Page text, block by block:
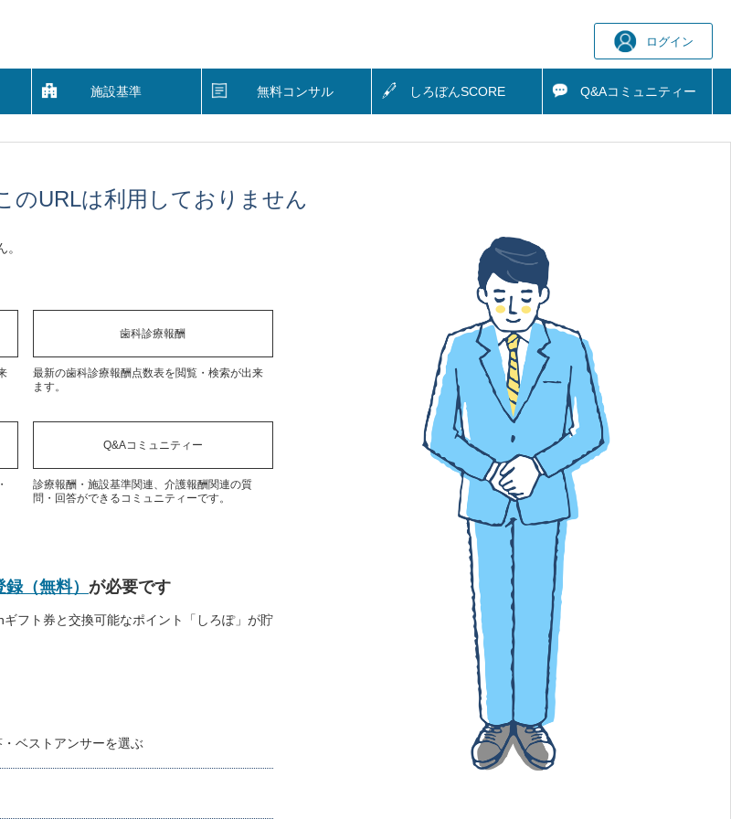
ログイン
施設基準 無料コンサル しろぼんSCORE Q&Aコミュニティー
のURLは利用しておりません
歯科診療報酬
最新の歯科診療報酬点数表を閲覧・検索が出来
ます。
Q&Aコミュニティー
診療報酬・施設基準関連、介護報酬関連の質
問・回答ができるコミュニティーです。
（無料） が必要です
フト券と交換可能なポイント「しろぽ」が貯
ベストアンサーを選ぶ